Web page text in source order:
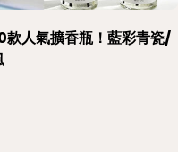
款人氣擴香瓶！藍彩青瓷/